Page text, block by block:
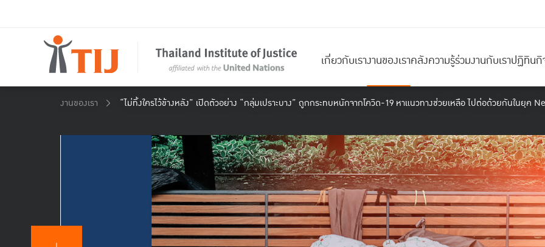
เกี่ยวกับเรางานของเราคลังความรู้ร่วมงานกับเราปฏิทินกิ
งานของเรา “ไม่ทิ้งใครไว้ข้างหลัง” เปิดตัวอย่าง “กลุ่มเปราะบาง” ถูกกระทบหนักจากโควิด-19 หาแนวทางช่วยเหลือ ไปต่อด้วยกันในยุค